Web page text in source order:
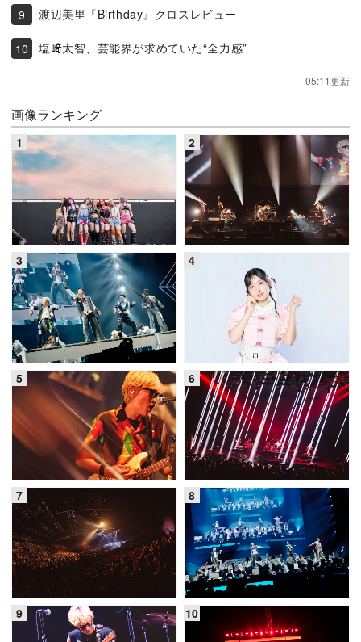
渡辺美里『Birthday』クロスレビュー
塩﨑太智、芸能界が求めていた“全力感”
05:11更新
画像ランキング